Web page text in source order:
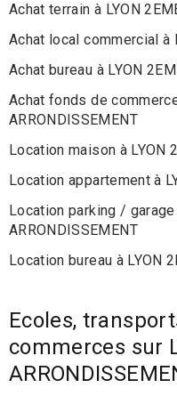
Achat terrain à LYON
Achat local commercial à
Achat bureau à LYON
Achat fonds de
ARRONDISSEMENT
Location maison à LYON
Location appartement à
Location parking / garage
ARRONDISSEMENT
Location bureau à LYON
Ecoles,
commerces sur